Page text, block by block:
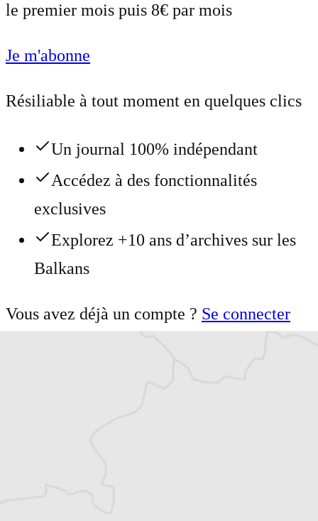
le premier mois puis 8€ par mois
Je m'abonne
Résiliable à tout moment en quelques clics
Un journal 100% indépendant
Accédez à des fonctionnalités
exclusives
Explorez +10 ans d’archives sur les
Balkans
Vous avez déjà un compte ? Se connecter